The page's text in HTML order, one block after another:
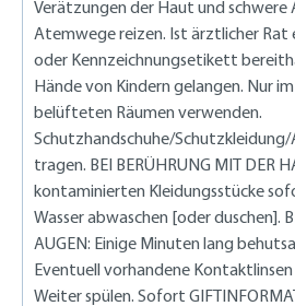
Verätzungen der Haut und schwere
Atemwege reizen. Ist ärztlicher Rat
oder Kennzeichnungsetikett
Hände von Kindern gelangen. Nur
belüfteten Räumen verwenden.
Schutzhandschuhe/
tragen. BEI BERÜHRUNG MIT DER
kontaminierten Kleidungsstücke
Wasser abwaschen [oder duschen].
AUGEN: Einige Minuten lang
Eventuell vorhandene
Weiter spülen. Sofort